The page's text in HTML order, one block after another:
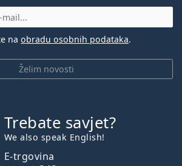
Želim novosti
na obradu osobnih podataka.
Trebate savjet?
We also speak English!
E-trgovina